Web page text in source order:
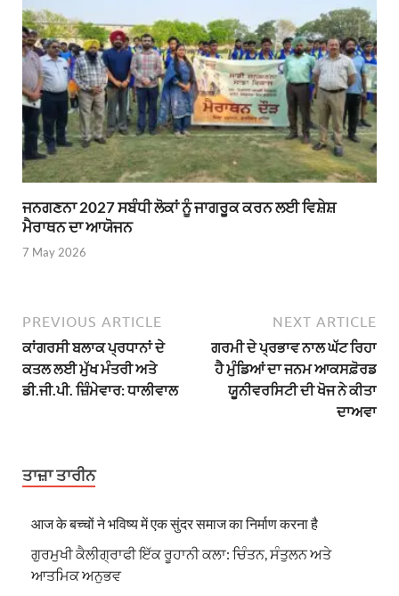
ਜਨਗਣਨਾ 2027 ਸਬੰਧੀ ਲੋਕਾਂ ਨੂੰ ਜਾਗਰੂਕ ਕਰਨ ਲਈ ਵਿਸ਼ੇਸ਼
ਮੈਰਾਥਨ ਦਾ ਆਯੋਜਨ
7 May 2026
PREVIOUS ARTICLE
ਕਾਂਗਰਸੀ ਬਲਾਕ ਪ੍ਰਧਾਨਾਂ ਦੇ
ਕਤਲ ਲਈ ਮੁੱਖ ਮੰਤਰੀ ਅਤੇ
ਡੀ.ਜੀ.ਪੀ. ਜ਼ਿੰਮੇਵਾਰ: ਧਾਲੀਵਾਲ
NEXT ARTICLE
ਗਰਮੀ ਦੇ ਪ੍ਰਭਾਵ ਨਾਲ ਘੱਟ ਰਿਹਾ
ਹੈ ਮੁੰਡਿਆਂ ਦਾ ਜਨਮ ਆਕਸਫ਼ੋਰਡ
ਯੂਨੀਵਰਸਿਟੀ ਦੀ ਖੋਜ ਨੇ ਕੀਤਾ
ਦਾਅਵਾ
ਤਾਜ਼ਾ ਤਾਰੀਨ
आज के बच्चों ने भविष्य में एक सुंदर समाज का निर्माण करना है
ਗੁਰਮੁਖੀ ਕੈਲੀਗ੍ਰਾਫੀ ਇੱਕ ਰੂਹਾਨੀ ਕਲਾ: ਚਿੰਤਨ, ਸੰਤੁਲਨ ਅਤੇ
ਆਤਮਿਕ ਅਨੁਭਵ